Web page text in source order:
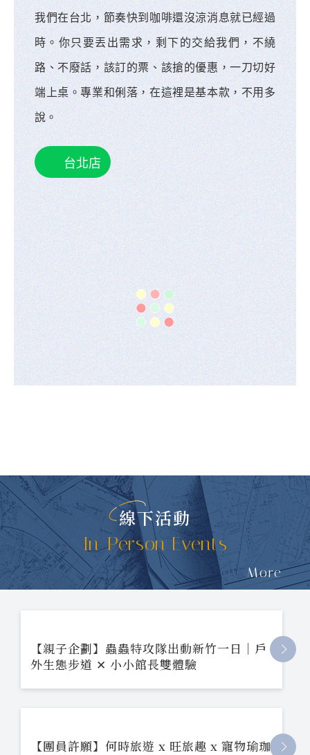
我們在台北，節奏快到咖啡還沒涼消息就已經過
時。你只要丟出需求，剩下的交給我們，不繞
路、不廢話，該訂的票、該搶的優惠，一刀切好
端上桌。專業和俐落，在這裡是基本款，不用多
說。
台北店
線下活動
In-Person Events
More
【親子企劃】蟲蟲特攻隊出動新竹一日｜戶
外生態步道 ✕ 小小館長雙體驗
【團員許願】何時旅遊 x 旺旅趣 x 寵物瑜珈